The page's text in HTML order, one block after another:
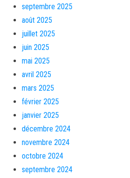
septembre 2025
août 2025
juillet 2025
juin 2025
mai 2025
avril 2025
mars 2025
février 2025
janvier 2025
décembre 2024
novembre 2024
octobre 2024
septembre 2024